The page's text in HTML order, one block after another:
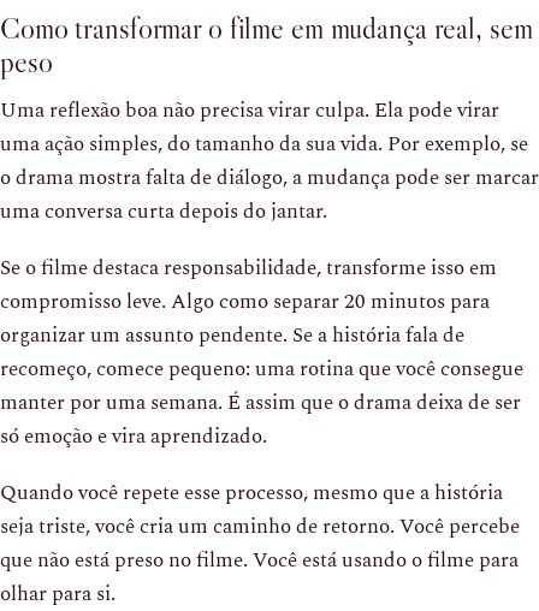
Como transformar o filme em mudança real, sem
peso
Uma reflexão boa não precisa virar culpa. Ela pode virar
uma ação simples, do tamanho da sua vida. Por exemplo, se
o drama mostra falta de diálogo, a mudança pode ser marcar
uma conversa curta depois do jantar.
Se o filme destaca responsabilidade, transforme isso em
compromisso leve. Algo como separar 20 minutos para
organizar um assunto pendente. Se a história fala de
recomeço, comece pequeno: uma rotina que você consegue
manter por uma semana. É assim que o drama deixa de ser
só emoção e vira aprendizado.
Quando você repete esse processo, mesmo que a história
seja triste, você cria um caminho de retorno. Você percebe
que não está preso no filme. Você está usando o filme para
olhar para si.